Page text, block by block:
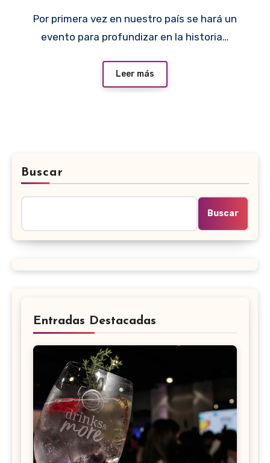
Por primera vez en nuestro país se hará un
evento para profundizar en la historia…
Leer más
Buscar
Buscar
Entradas Destacadas